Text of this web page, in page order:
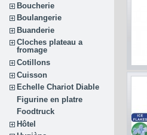
Boucherie
Boulangerie
Buanderie
Cloches plateau a
fromage
Cotillons
Cuisson
Echelle Chariot Diable
Figurine en platre
Foodtruck
Hôtel